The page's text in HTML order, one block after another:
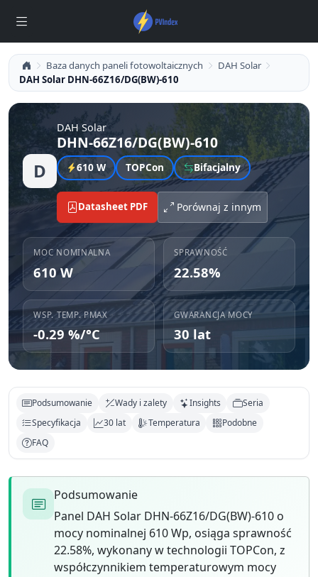
Baza danych paneli fotowoltaicznych
DAH Solar
DAH Solar DHN-66Z16/DG(BW)-610
D
DAH Solar
DHN-66Z16/DG(BW)-610
610 W TOPCon Bifacjalny
Datasheet PDF Porównaj z innym
MOC NOMINALNA
610 W
SPRAWNOŚĆ
22.58%
WSP. TEMP. PMAX
-0.29 %/°C
GWARANCJA MOCY
30 lat
Podsumowanie Wady i zalety Insights
Seria
Specyfikacja
30 lat Temperatura
Podobne
FAQ
Podsumowanie
Panel DAH Solar DHN-66Z16/DG(BW)-610 o
mocy nominalnej 610 Wp, osiąga sprawność
22.58%, wykonany w technologii TOPCon, z
współczynnikiem temperaturowym mocy